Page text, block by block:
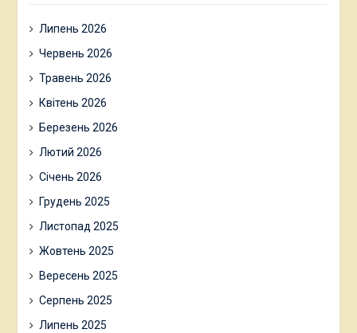
Липень 2026
Червень 2026
Травень 2026
Квітень 2026
Березень 2026
Лютий 2026
Січень 2026
Грудень 2025
Листопад 2025
Жовтень 2025
Вересень 2025
Серпень 2025
Липень 2025